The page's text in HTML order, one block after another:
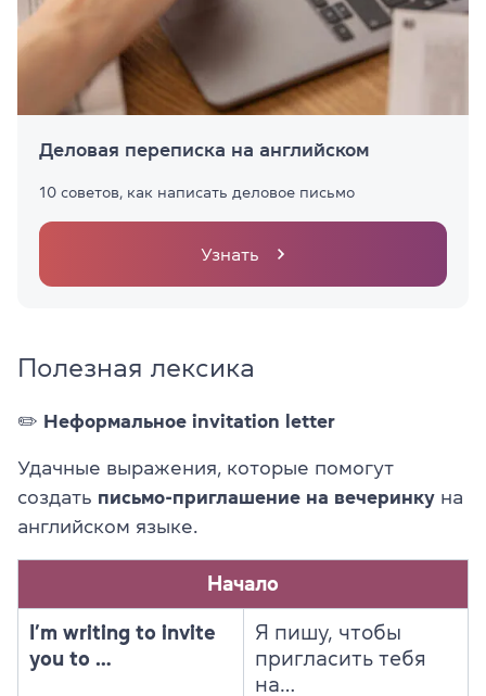
Деловая переписка на английском
10 советов, как написать деловое письмо
Узнать
Полезная лексика
✏️ Неформальное invitation letter
Удачные выражения, которые помогут
создать письмо-приглашение на вечеринку на
английском языке.
Начало
I’m writing to invite
you to …
Я пишу, чтобы
пригласить тебя
на…